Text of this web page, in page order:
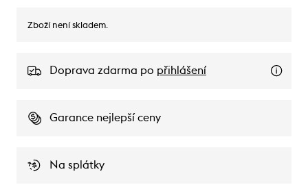
Zboží není skladem.
Doprava zdarma po přihlášení
Garance nejlepší ceny
Na splátky